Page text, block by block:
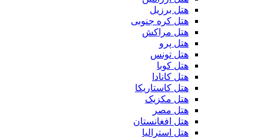
هتل برزیل
هتل کره جنوبی
هتل مراکش
هتل پرو
هتل تونس
هتل کوبا
هتل کانادا
هتل کاستاریکا
هتل مکزیک
هتل مصر
هتل افغانستان
هتل استرالیا